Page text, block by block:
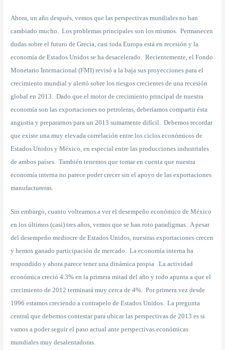
Ahora, un año después, vemos que las perspectivas mundiales no han
cambiado mucho. Los problemas principales son los mismos. Permanecen
dudas sobre el futuro de Grecia, casi toda Europa está en recesión y la
economía de Estados Unidos se ha desacelerado. Recientemente, el Fondo
Monetario Internacional (FMI) revisó a la baja sus proyecciones para el
crecimiento mundial y alertó sobre los riesgos crecientes de una recesión
global en 2013. Dado que el motor de crecimiento principal de nuestra
economía son las exportaciones no petroleras, deberíamos compartir ésta
angustia y prepararnos para un 2013 sumamente difícil. Debemos recordar
que existe una muy elevada correlación entre los ciclos económicos de
Estados Unidos y México, en especial entre las producciones industriales
de ambos países. También tenemos que tomar en cuenta que nuestra
economía interna no parece poder crecer sin el apoyo de las exportaciones
manufactureras.
Sin embargo, cuanto volteamos a ver el desempeño económico de México
en los últimos (casi) tres años, vemos que se han roto paradigmas. A pesar
del desempeño mediocre de Estados Unidos, nuestras exportaciones crecen
y hemos ganado participación de mercado. La economía interna ha
respondido y ahora parece tener una dinámica propia. La actividad
económica creció 4.3% en la primera mitad del año y todo apunta a que el
crecimiento de 2012 terminará muy cerca de 4%. Por primera vez desde
1996 estamos creciendo a contrapelo de Estados Unidos. La pregunta
central que debemos contestar para ubicar las perspectivas de 2013 es si
vamos a poder seguir el paso actual ante perspectivas económicas
mundiales muy desalentadoras.